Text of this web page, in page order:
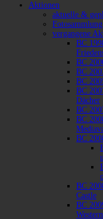
Aktionen
aktuelle &
Fotosammlung
vergangene
BC
BC
BC
BC
BC
Dächer
BC
BC
BC
BC
Castle
BC